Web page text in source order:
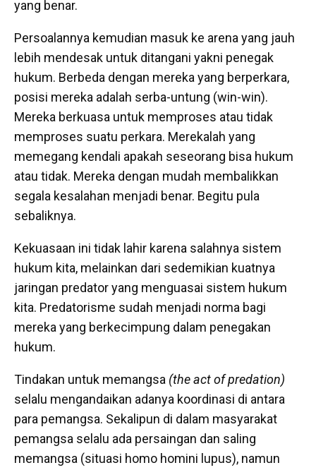
yang benar.
Persoalannya kemudian masuk ke arena yang jauh
lebih mendesak untuk ditangani yakni penegak
hukum. Berbeda dengan mereka yang berperkara,
posisi mereka adalah serba-untung (win-win).
Mereka berkuasa untuk memproses atau tidak
memproses suatu perkara. Merekalah yang
memegang kendali apakah seseorang bisa hukum
atau tidak. Mereka dengan mudah membalikkan
segala kesalahan menjadi benar. Begitu pula
sebaliknya.
Kekuasaan ini tidak lahir karena salahnya sistem
hukum kita, melainkan dari sedemikian kuatnya
jaringan predator yang menguasai sistem hukum
kita. Predatorisme sudah menjadi norma bagi
mereka yang berkecimpung dalam penegakan
hukum.
Tindakan untuk memangsa (the act of predation)
selalu mengandaikan adanya koordinasi di antara
para pemangsa. Sekalipun di dalam masyarakat
pemangsa selalu ada persaingan dan saling
memangsa (situasi homo homini lupus), namun